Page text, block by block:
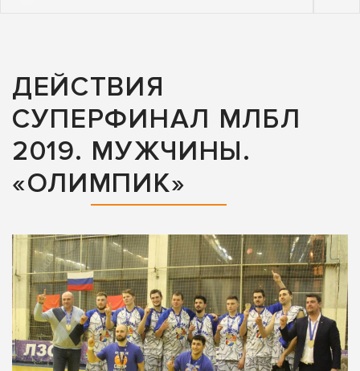
ДЕЙСТВИЯ
СУПЕРФИНАЛ МЛБЛ
2019. МУЖЧИНЫ.
«ОЛИМПИК»